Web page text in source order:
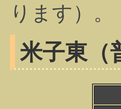
ります）。
米子東（